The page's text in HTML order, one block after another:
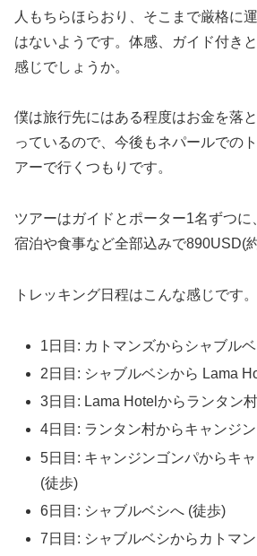
人もちらほらおり、そこまで厳格に
はないようです。体感、ガイド付き
感じでしょうか。
僕は旅行先にはある程度はお金を落
っているので、今後もネパールでの
アーで行くつもりです。
ツアーはガイドとポーター1名ずつ
宿泊や食事など全部込みで890USD(
トレッキング日程はこんな感じです。
1日目: カトマンズからシャブル
2日目: シャブルベシから Lama
3日目: Lama Hotelからランタン
4日目: ランタン村からキャンジ
5日目: キャンジンゴンパからキ
(徒歩)
6日目: シャブルベシへ (徒歩)
7日目: シャブルベシからカトマ